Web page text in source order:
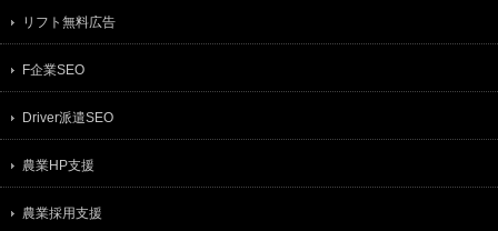
リフト無料広告
F企業SEO
Driver派遣SEO
農業HP支援
農業採用支援